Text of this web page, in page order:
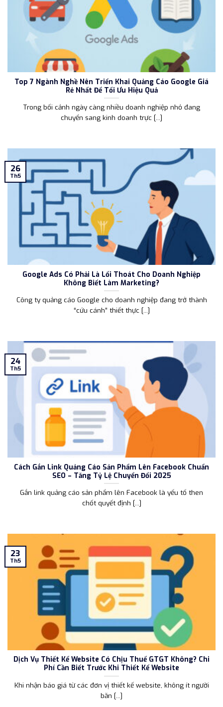
Top 7 Ngành Nghề Nên Triển Khai Quảng Cáo Google Giá
Rẻ Nhất Để Tối Ưu Hiệu Quả
Trong bối cảnh ngày càng nhiều doanh nghiệp nhỏ đang
chuyển sang kinh doanh trực [...]
Google Ads Có Phải Là Lối Thoát Cho Doanh Nghiệp
Không Biết Làm Marketing?
Công ty quảng cáo Google cho doanh nghiệp đang trở thành
“cứu cánh” thiết thực [...]
26
Th5
Cách Gắn Link Quảng Cáo Sản Phẩm Lên Facebook Chuẩn
SEO – Tăng Tỷ Lệ Chuyển Đổi 2025
Gắn link quảng cáo sản phẩm lên Facebook là yếu tố then
chốt quyết định [...]
24
Th5
Dịch Vụ Thiết Kế Website Có Chịu Thuế GTGT Không? Chi
Phí Cần Biết Trước Khi Thiết Kế Website
Khi nhận báo giá từ các đơn vị thiết kế website, không ít người
băn [...]
23
Th5